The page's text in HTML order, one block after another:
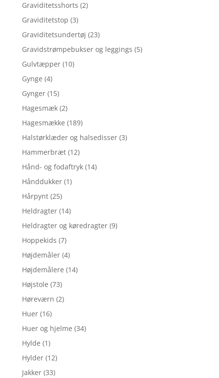
Graviditetsshorts (2)
Graviditetstop (3)
Graviditetsundertøj (23)
Gravidstrømpebukser og leggings (5)
Gulvtæpper (10)
Gynge (4)
Gynger (15)
Hagesmæk (2)
Hagesmække (189)
Halstørklæder og halsedisser (3)
Hammerbræt (12)
Hånd- og fodaftryk (14)
Hånddukker (1)
Hårpynt (25)
Heldragter (14)
Heldragter og køredragter (9)
Hoppekids (7)
Højdemåler (4)
Højdemålere (14)
Højstole (73)
Høreværn (2)
Huer (16)
Huer og hjelme (34)
Hylde (1)
Hylder (12)
Jakker (33)